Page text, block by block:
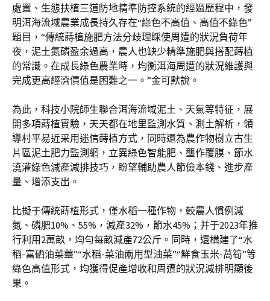
處置、生態扶植三道防地精準防控系統的經過歷程中，發
明洱海流域農業成長持久存在“綠色不高值、高值不綠色”
題目，“傳統蒔植施肥方法分歧理睬使周遭的狀況負荷年
夜，泥土氮磷盈余過高，農人也缺少精準施肥與搭配蒔植
的常識。在成長綠色農業時，均衡洱海周遭的狀況維護與
完成更高經濟價值是困難之一。”金可默說。
為此，科技小院師生聯合洱海流域泥土、天氣等特征，展
開多項蒔植實驗，天天都在地里監測水質、測土解析，領
導村平易近采用迷信蒔植方式，同時還為農作物樹立古生
片區泥土肥力監測網，立異綠色智能肥、壟作覆膜、節水
澆灌綠色減產減排技巧，盼望輔助農人節儉本錢、進步產
量、增添支出。
比擬于傳統蒔植形式，僅水稻一種作物，較農人慣例減
氮、磷肥10%、55%，減產32%，節水45%；并于2023年推
行利用2萬畝，均勻每畝減產72公斤。同時，還構建了“水
稻-富硒油菜薹”“水稻-菜油兩用型油菜”“鮮食玉米-萵筍”等
綠色高值形式，均獲得促產增收和周遭的狀況減排明顯後
果。